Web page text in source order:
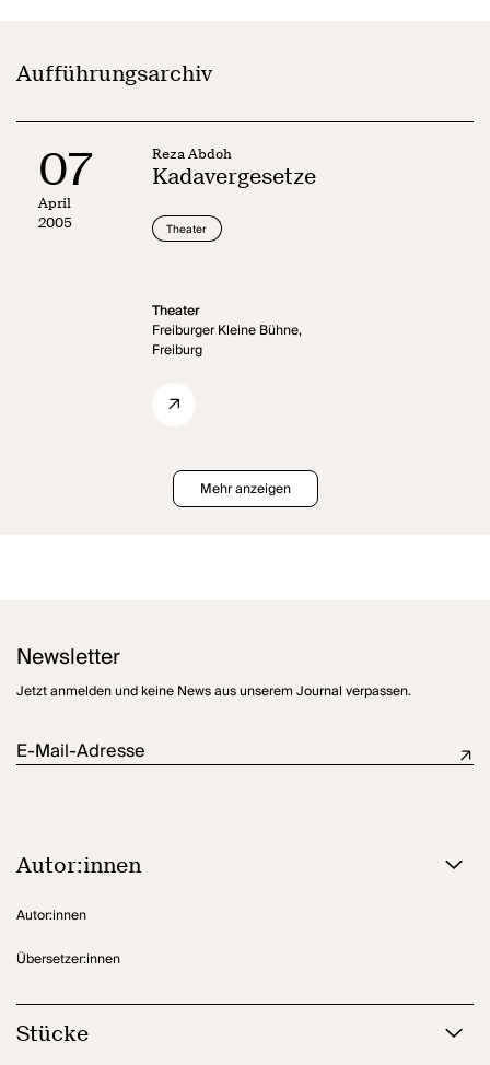
Aufführungsarchiv
07
April
2005
Reza Abdoh
Kadavergesetze
Theater
Theater
Freiburger Kleine Bühne,
Freiburg
Mehr anzeigen
Newsletter
Jetzt anmelden und keine News aus unserem Journal verpassen.
E-Mail-Adresse
Autor:innen
Autor:innen
Übersetzer:innen
Stücke